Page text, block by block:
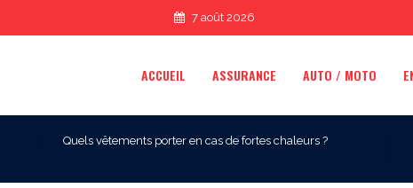
7 août 2026
ACCUEIL ASSURANCE AUTO / MOTO
Quels vêtements porter en cas de fortes chaleurs ?